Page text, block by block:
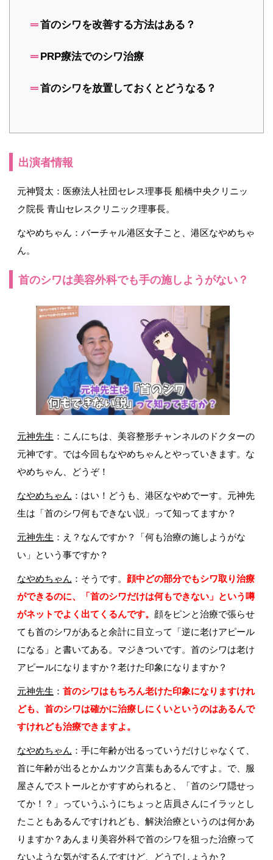
首のシワを改善する方法はある？
PRP療法でのシワ治療
首のシワを放置しておくとどうなる？
出演者情報
元神賢太：医療法人社団セレス理事長 船橋中央クリニッ
ク院長 青山セレスクリニック理事長。
なやめちゃん：バーチャル港区女子こと、港区なやめちゃ
ん。
首のシワは美容外科でも手の施しようがない？
元神先生 ：こんにちは、美容整形チャンネルのドクターの
元神です。では今回もなやめちゃんとやっていきます。な
やめちゃん、どうぞ！
なやめちゃん ：はい！どうも、港区なやめでーす。元神先
生は「首のシワ何もできない説」って知ってますか？
元神先生 ：え？なんですか？「何も治療の施しようがな
い」という事ですか？
なやめちゃん ：そうです。 顔中どの部分でもシワ取り治療
ができるのに、「首のシワだけは何もできない」という噂
がネットでよく出てくるんです。 顔をピンと治療で張らせ
ても首のシワがあると余計に目立って「逆に老けアピール
になる」と書いてある。マジきついです。首のシワは老け
アピールになりますか？老けた印象になりますか？
元神先生 ： 首のシワはもちろん老けた印象になりますけれ
ども、首のシワは確かに治療しにくいというのはあるんで
すけれども治療できますよ。
なやめちゃん ：手に年齢が出るっていうだけじゃなくて、
首に年齢が出るとかムカツク言葉もあるんですよ。で、服
屋さんでストールとかすすめられると、「首のシワ隠せっ
てか！？」っていうふうにちょっと店員さんにイラッとし
たこともあるんですけれども、解決治療というのは何かあ
りますか？あんまり美容外科で首のシワを狙った治療って
ないような気がするんですけど、どうでしょうか？